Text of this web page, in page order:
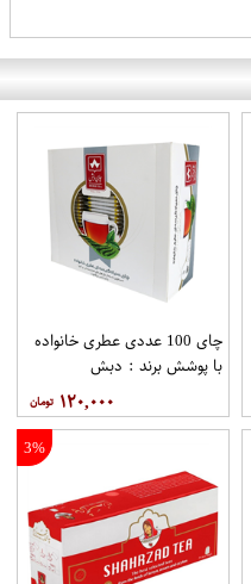
چای 100 عددی عطری خانواده
با پوشش برند : دبش
۱۲۰,۰۰۰
3%